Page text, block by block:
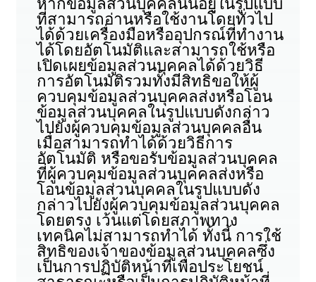
หากข้อมูลส่วนบุคคลนั้นอยู่ในรูปแบบ
ที่สามารถอ่านหรือใช้งานโดยทั่วไป
ได้ด้วยเครื่องมือหรืออุปกรณ์ที่ทำงาน
ได้โดยอัตโนมัติและสามารถใช้หรือ
เปิดเผยข้อมูลส่วนบุคคลได้ด้วยวิธี
การอัตโนมัติรวมทั้งมีสิทธิขอให้ผู้
ควบคุมข้อมูลส่วนบุคคลส่งหรือโอน
ข้อมูลส่วนบุคคลในรูปแบบดังกล่าว
ไปยังผู้ควบคุมข้อมูลส่วนบุคคลอื่น
เมื่อสามารถทำได้ด้วยวิธีการ
อัตโนมัติ หรือขอรับข้อมูลส่วนบุคคล
ที่ผู้ควบคุมข้อมูลส่วนบุคคลส่งหรือ
โอนข้อมูลส่วนบุคคลในรูปแบบดัง
กล่าวไปยังผู้ควบคุมข้อมูลส่วนบุคคล
โดยตรง เว้นแต่โดยสภาพทาง
เทคนิคไม่สามารถทำได้ ทั้งนี้ การใช้
สิทธิของเจ้าของข้อมูลส่วนบุคคลซึ่ง
เป็นการปฏิบัติหน้าที่เพื่อประโยชน์